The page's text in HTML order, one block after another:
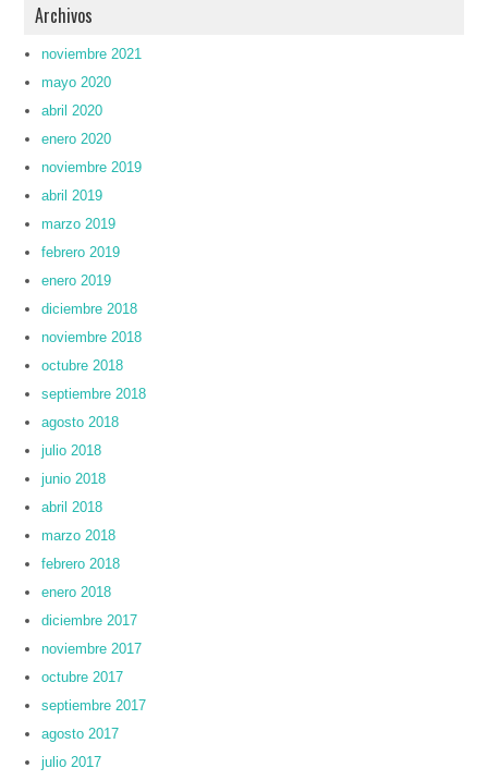
Archivos
noviembre 2021
mayo 2020
abril 2020
enero 2020
noviembre 2019
abril 2019
marzo 2019
febrero 2019
enero 2019
diciembre 2018
noviembre 2018
octubre 2018
septiembre 2018
agosto 2018
julio 2018
junio 2018
abril 2018
marzo 2018
febrero 2018
enero 2018
diciembre 2017
noviembre 2017
octubre 2017
septiembre 2017
agosto 2017
julio 2017